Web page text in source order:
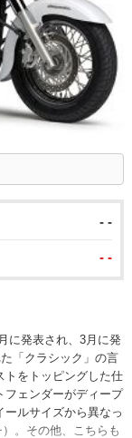
- -
- -
に発表され、3月に発
「クラシック」の言
トをトッピングした仕
フェンダーがディープ
ルサイズから異なっ
。その他、こちらも